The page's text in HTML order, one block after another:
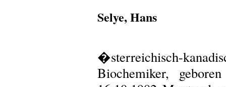
Selye, Hans
�sterreichisch-
Biochemiker,